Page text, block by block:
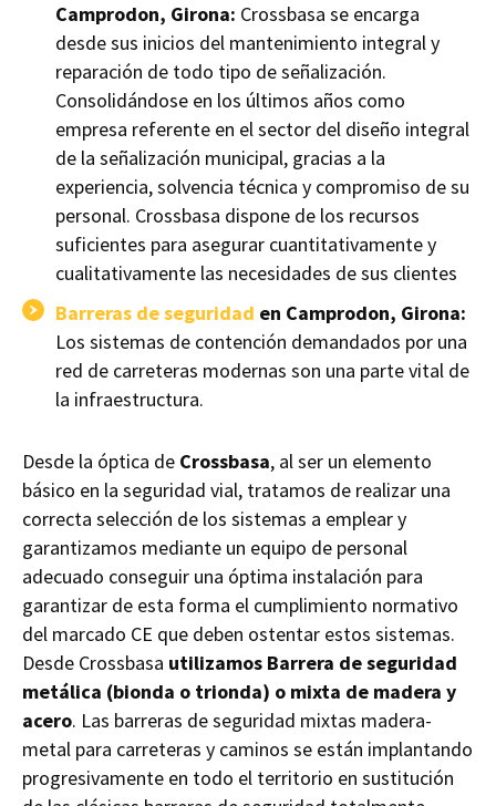
Camprodon, Girona: Crossbasa se encarga
desde sus inicios del mantenimiento integral y
reparación de todo tipo de señalización.
Consolidándose en los últimos años como
empresa referente en el sector del diseño integral
de la señalización municipal, gracias a la
experiencia, solvencia técnica y compromiso de su
personal. Crossbasa dispone de los recursos
suficientes para asegurar cuantitativamente y
cualitativamente las necesidades de sus clientes
Barreras de seguridad en Camprodon, Girona:
Los sistemas de contención demandados por una
red de carreteras modernas son una parte vital de
la infraestructura.
Desde la óptica de Crossbasa, al ser un elemento
básico en la seguridad vial, tratamos de realizar una
correcta selección de los sistemas a emplear y
garantizamos mediante un equipo de personal
adecuado conseguir una óptima instalación para
garantizar de esta forma el cumplimiento normativo
del marcado CE que deben ostentar estos sistemas.
Desde Crossbasa utilizamos Barrera de seguridad
metálica (bionda o trionda) o mixta de madera y
acero. Las barreras de seguridad mixtas madera-
metal para carreteras y caminos se están implantando
progresivamente en todo el territorio en sustitución